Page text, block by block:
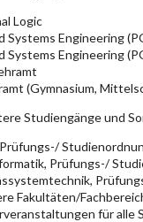
Logic
Systems Engineering
Systems Engineering
(Gymnasium,
Studiengänge und
Prüfungs-/
Fakultäten/
für